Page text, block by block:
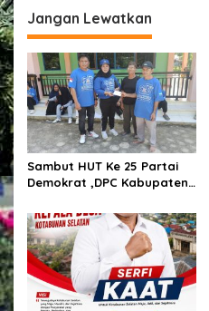
g
a
s
i
p
o
s
Jangan Lewatkan
Sambut HUT Ke 25 Partai
Demokrat ,DPC Kabupaten
Bakti Bersihkan Lingkungan
Rumah Ibadah,Melalui
Gerakan Langit Biru
Indonesia ASRI.